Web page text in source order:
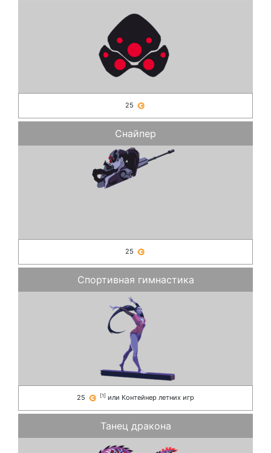
25
Снайпер
25
Спортивная гимнастика
25 [1] или Контейнер летних игр
Танец дракона